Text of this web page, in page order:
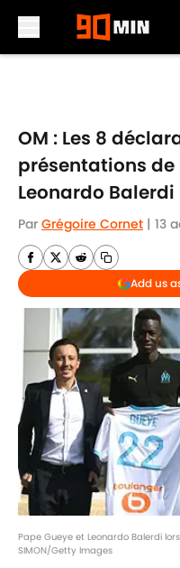
OM : Les 8
présentations de
Leonardo Balerdi
Par Grégoire Cornet | 13
Add us
Pape Gueye et Leonardo Balerdi
SIMON/Getty Images